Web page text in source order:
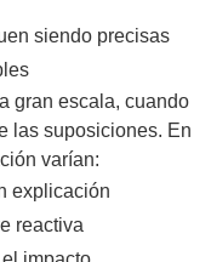
siendo precisas
gran escala, cuando
las suposiciones. En
varían:
explicación
reactiva